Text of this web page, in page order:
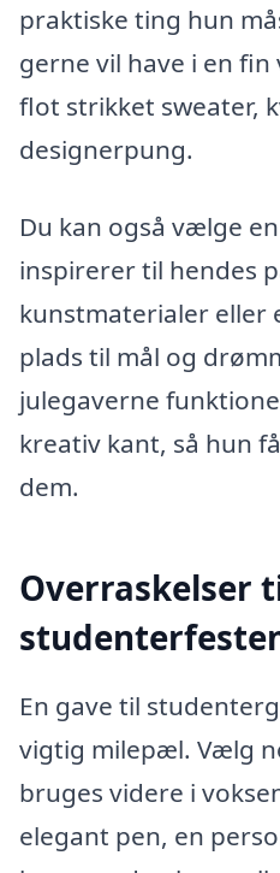
praktiske ting hun
gerne vil have i en
flot strikket sweater,
designerpung.
Du kan også vælge
inspirerer til hendes
kunstmaterialer eller
plads til mål og
julegaverne
kreativ kant, så hun
dem.
Overraskelser
En gave til
vigtig milepæl. Vælg
bruges videre i
elegant pen, en